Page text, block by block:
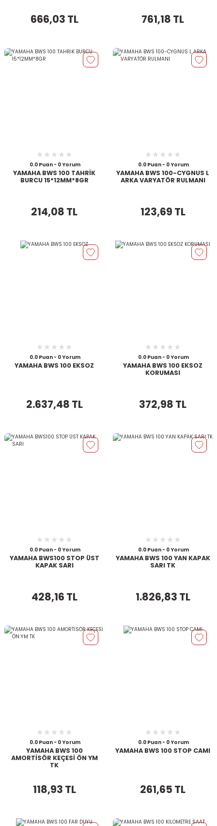
666,03 TL 761,18 TL
0.0 Puan - 0 Yorum
YAMAHA BWS 100 TAHRİK
BURCU 15*12MM*8GR
214,08 TL
0.0 Puan - 0 Yorum
YAMAHA BWS 100-CYGNUS L
ARKA VARYATÖR RULMANI
123,69 TL
0.0 Puan - 0 Yorum
YAMAHA BWS 100 EKSOZ
2.637,48 TL
0.0 Puan - 0 Yorum
YAMAHA BWS 100 EKSOZ
KORUMASI
372,98 TL
0.0 Puan - 0 Yorum
YAMAHA BWS100 STOP ÜST
KAPAK SARI
428,16 TL
0.0 Puan - 0 Yorum
YAMAHA BWS 100 YAN KAPAK
SARI TK
1.826,83 TL
0.0 Puan - 0 Yorum
YAMAHA BWS 100
AMORTİSÖR KEÇESİ ÖN YM
TK
118,93 TL
0.0 Puan - 0 Yorum
YAMAHA BWS 100 STOP CAMI
261,65 TL